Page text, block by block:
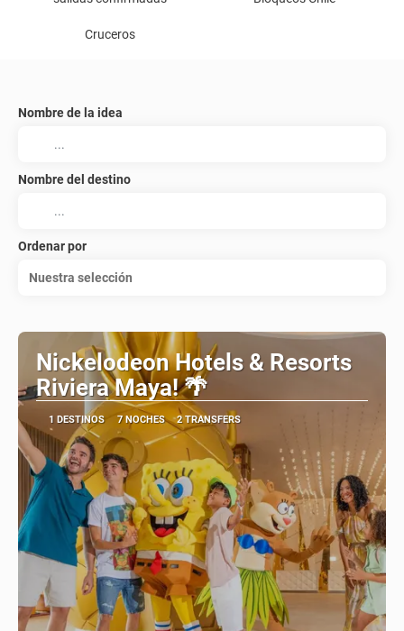
Cruceros
Nombre de la idea
Nombre del destino
Ordenar por
Nuestra selección
Nickelodeon Hotels & Resorts
Riviera Maya! 🌴
1 DESTINOS 7 NOCHES 2 TRANSFERS